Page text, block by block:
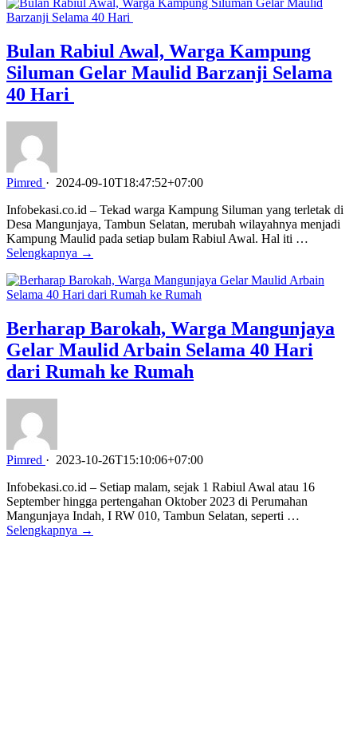
Bulan Rabiul Awal, Warga Kampung
Siluman Gelar Maulid Barzanji Selama
40 Hari
Pimred · 2024-09-10T18:47:52+07:00
Infobekasi.co.id – Tekad warga Kampung Siluman yang terletak di
Desa Mangunjaya, Tambun Selatan, merubah wilayahnya menjadi
Kampung Maulid pada setiap bulam Rabiul Awal. Hal iti …
Selengkapnya →
Berharap Barokah, Warga Mangunjaya
Gelar Maulid Arbain Selama 40 Hari
dari Rumah ke Rumah
Pimred · 2023-10-26T15:10:06+07:00
Infobekasi.co.id – Setiap malam, sejak 1 Rabiul Awal atau 16
September hingga pertengahan Oktober 2023 di Perumahan
Mangunjaya Indah, I RW 010, Tambun Selatan, seperti …
Selengkapnya →